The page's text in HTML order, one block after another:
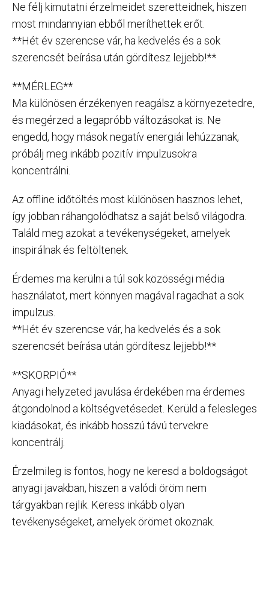
Ne félj kimutatni érzelmeidet szeretteidnek, hiszen
most mindannyian ebből meríthettek erőt.
**Hét év szerencse vár, ha kedvelés és a sok
szerencsét beírása után gördítesz lejjebb!**
**MÉRLEG**
Ma különösen érzékenyen reagálsz a környezetedre,
és megérzed a legapróbb változásokat is. Ne
engedd, hogy mások negatív energiái lehúzzanak,
próbálj meg inkább pozitív impulzusokra
koncentrálni.
Az offline időtöltés most különösen hasznos lehet,
így jobban ráhangolódhatsz a saját belső világodra.
Találd meg azokat a tevékenységeket, amelyek
inspirálnak és feltöltenek.
Érdemes ma kerülni a túl sok közösségi média
használatot, mert könnyen magával ragadhat a sok
impulzus.
**Hét év szerencse vár, ha kedvelés és a sok
szerencsét beírása után gördítesz lejjebb!**
**SKORPIÓ**
Anyagi helyzeted javulása érdekében ma érdemes
átgondolnod a költségvetésedet. Kerüld a felesleges
kiadásokat, és inkább hosszú távú tervekre
koncentrálj.
Érzelmileg is fontos, hogy ne keresd a boldogságot
anyagi javakban, hiszen a valódi öröm nem
tárgyakban rejlik. Keress inkább olyan
tevékenységeket, amelyek örömet okoznak.